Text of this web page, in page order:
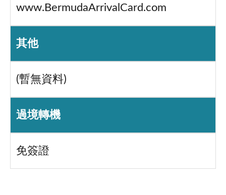
www.BermudaArrivalCard.com
其他
(暫無資料)
過境轉機
免簽證